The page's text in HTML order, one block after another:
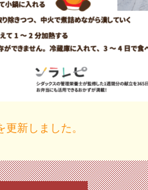
新しました。